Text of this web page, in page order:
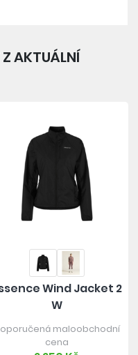
AKTUÁLNÍ
Wind Jacket 2
W
maloobchodní
cena